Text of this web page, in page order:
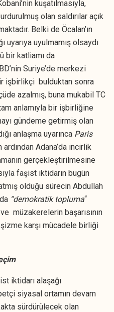
kuşatılmasıyla,
olan saldırılar açık
Belki de Öcalan’ın
uyarıya uyulmamış olsaydı
bir katliamı da
Suriye’de merkezi
işbirlikçi bulduktan sonra
azalmış, buna mukabil TC
anlamıyla bir işbirliğine
gündeme getirmiş olan
anlaşma uyarınca Paris
ardından Adana’da incirlik
gerçekleştirilmesine
faşist iktidarın bugün
olduğu sürecin Abdullah
“demokratik topluma“
müzakerelerin başarısının
karşı mücadele birliği
iktidarı alaşağı
siyasal ortamın devam
sürdürülecek olan